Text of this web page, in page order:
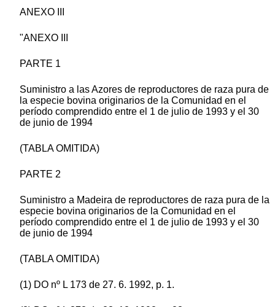
ANEXO III
"ANEXO III
PARTE 1
Suministro a las Azores de reproductores de raza pura de
la especie bovina originarios de la Comunidad en el
período comprendido entre el 1 de julio de 1993 y el 30
de junio de 1994
(TABLA OMITIDA)
PARTE 2
Suministro a Madeira de reproductores de raza pura de la
especie bovina originarios de la Comunidad en el
período comprendido entre el 1 de julio de 1993 y el 30
de junio de 1994
(TABLA OMITIDA)
(1) DO nº L 173 de 27. 6. 1992, p. 1.